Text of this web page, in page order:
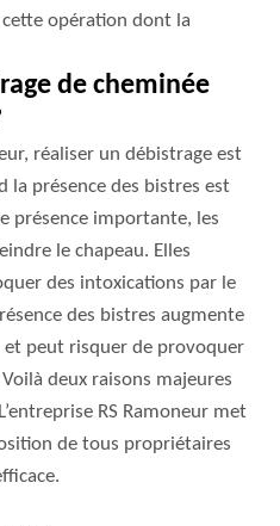
opération dont la
de cheminée
réaliser un débistrage est
la présence des bistres est
présence importante, les
le chapeau. Elles
des intoxications par le
des bistres augmente
et peut risquer de provoquer
deux raisons majeures
RS Ramoneur met
de tous propriétaires